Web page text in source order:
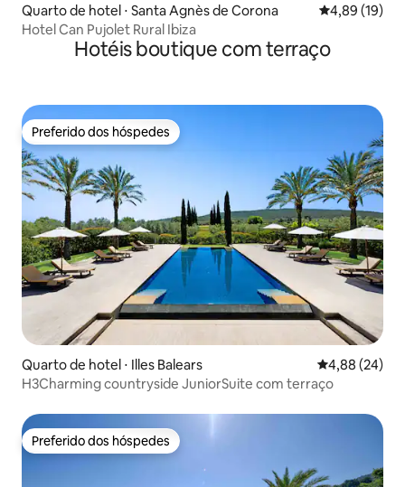
Quarto de hotel ⋅ Santa Agnès de Corona 4,89 de uma
4,89 (19)
Hotel Can Pujolet Rural Ibiza
Hotéis boutique com terraço
Preferido dos hóspedes
Preferido dos hóspedes
Quarto de hotel ⋅ Illes Balears 4,88 de uma
4,88 (24)
H3Charming countryside JuniorSuite com terraço
Preferido dos hóspedes
Preferido dos hóspedes